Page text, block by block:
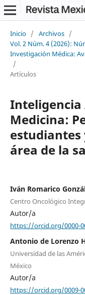
Inicio / Archivos /
Vol. 2 Núm. 4 (2026):
Investigación Médica:
/
Artículos
Medicina:
estudiantes
área de la
Iván Romarico
Centro Oncológico
Autor/a
https://orcid.org/0000-
Antonio de Lorenzo
Universidad de las
México
Autor/a
https://orcid.org/0009-